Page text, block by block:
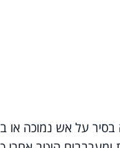
על אש נמוכה או